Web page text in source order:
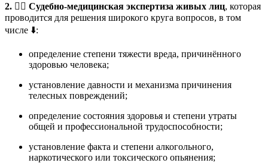
2. 🧑‍⚕️ Судебно-медицинская экспертиза живых лиц, которая
проводится для решения широкого круга вопросов, в том
числе ⬇️:
определение степени тяжести вреда, причинённого
здоровью человека;
установление давности и механизма причинения
телесных повреждений;
определение состояния здоровья и степени утраты
общей и профессиональной трудоспособности;
установление факта и степени алкогольного,
наркотического или токсического опьянения;